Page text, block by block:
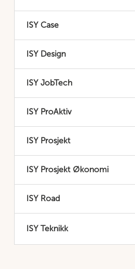
ISY Case
ISY Design
ISY JobTech
ISY ProAktiv
ISY Prosjekt
ISY Prosjekt Økonomi
ISY Road
ISY Teknikk